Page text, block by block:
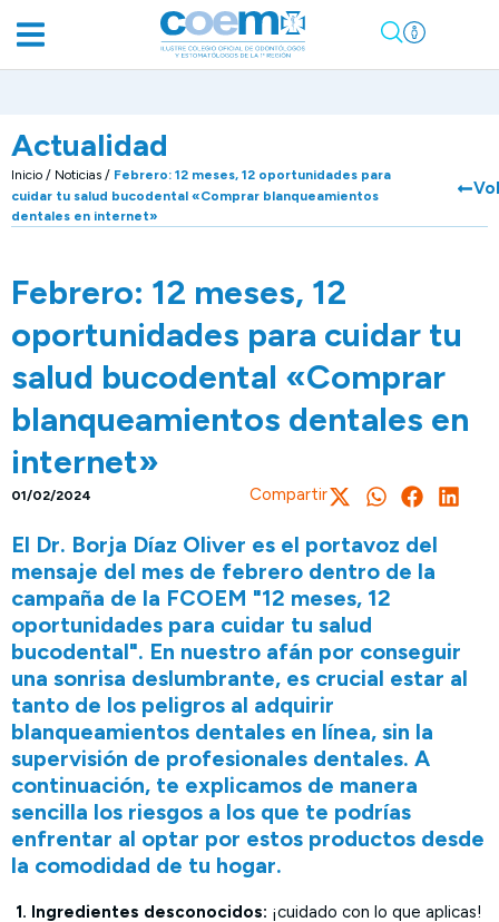
Actualidad
Inicio / Noticias / Febrero: 12 meses, 12 oportunidades para
cuidar tu salud bucodental «Comprar blanqueamientos
dentales en internet»
Febrero: 12 meses, 12
oportunidades para cuidar tu
salud bucodental «Comprar
blanqueamientos dentales en
internet»
01/02/2024 Compartir
El Dr. Borja Díaz Oliver es el portavoz del
mensaje del mes de febrero dentro de la
campaña de la FCOEM "12 meses, 12
oportunidades para cuidar tu salud
bucodental". En nuestro afán por conseguir
una sonrisa deslumbrante, es crucial estar al
tanto de los peligros al adquirir
blanqueamientos dentales en línea, sin la
supervisión de profesionales dentales. A
continuación, te explicamos de manera
sencilla los riesgos a los que te podrías
enfrentar al optar por estos productos desde
la comodidad de tu hogar.
1. Ingredientes desconocidos: ¡cuidado con lo que aplicas!